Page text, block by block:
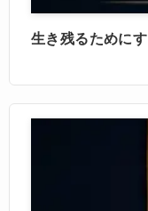
生き残るために